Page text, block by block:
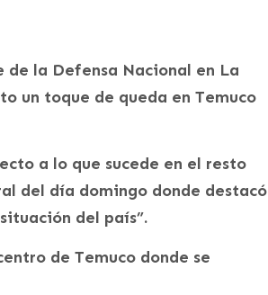
de la Defensa Nacional en La
un toque de queda en Temuco
a lo que sucede en el resto
del día domingo donde destacó
del país”.
de Temuco donde se